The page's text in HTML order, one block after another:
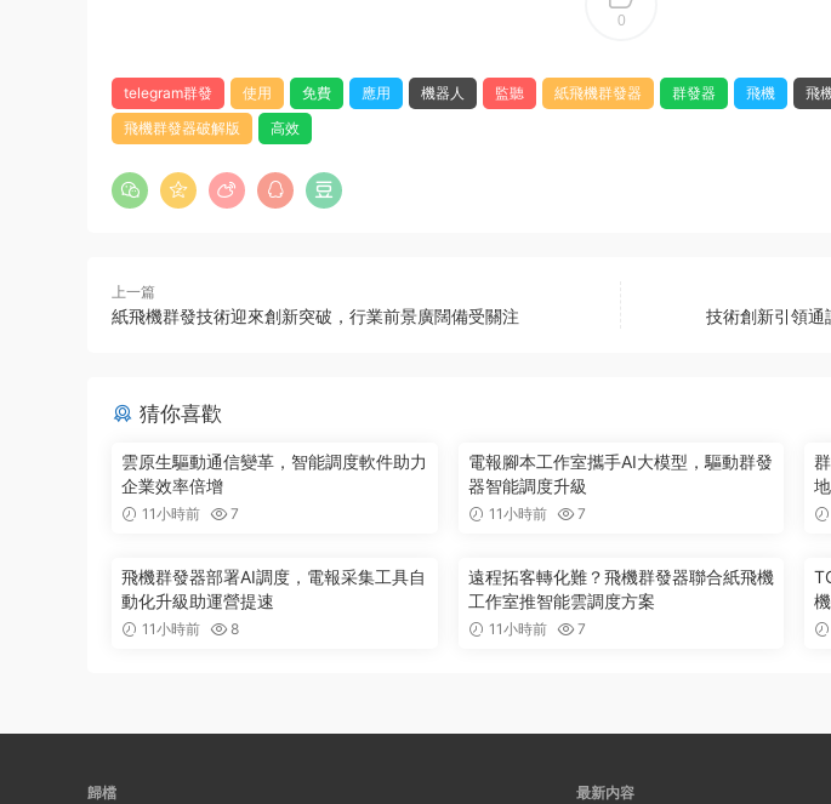
0
telegram群發 使用 免費 應用 機器人 監聽 紙飛機群發器 群發器 飛機 飛
飛機群發器破解版
高效
上一篇
紙飛機群發技術迎來創新突破，行業前景廣闊備受關注 技術創新引領通
猜你喜歡
雲原生驅動通信變革，智能調度軟件助力
企業效率倍增
11小時前 7
電報腳本工作室攜手AI大模型，驅動群發
器智能調度升級
11小時前 7
飛機群發器部署AI調度，電報采集工具自
動化升級助運營提速
11小時前 8
遠程拓客轉化難？飛機群發器聯合紙飛機
工作室推智能雲調度方案
11小時前 7
歸檔 最新内容